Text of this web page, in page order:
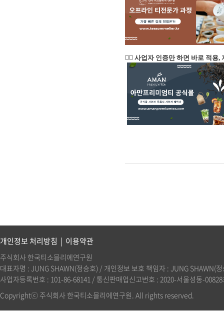
👉🏻 사업자 인증만 하면 바로 적용
개인정보 처리방침 | 이용약관
주식회사 한국티소믈리에연구원
대표자명 : JUNG SHAWN(정승호) / 개인정보 보호 책임자 : JUNG
사업자등록번호 : 101-86-68141 / 통신판매업신고번호 : 2020-서울성동-
Copyrightⓒ 주식회사 한국티소믈리에연구원. All rights reserved.